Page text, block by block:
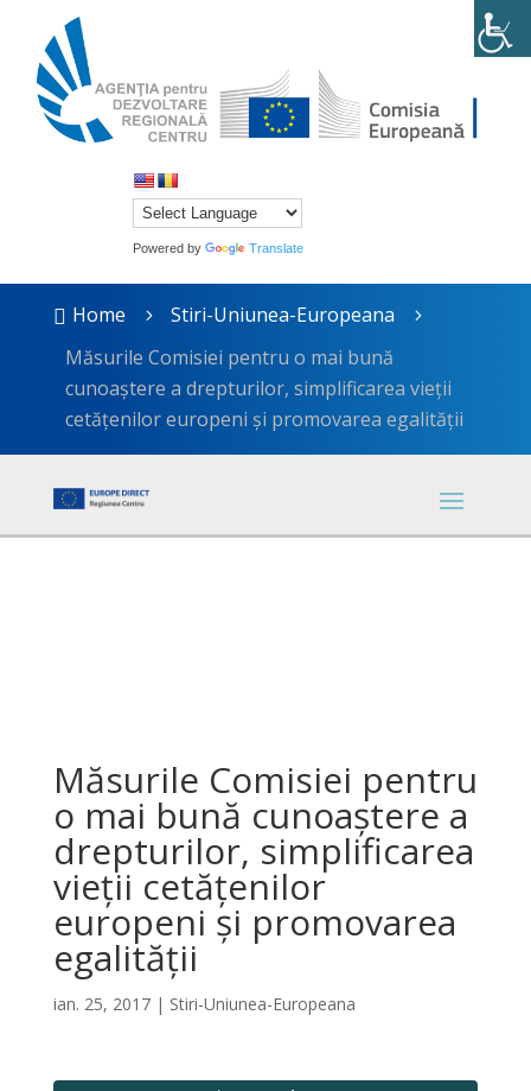
Powered by Translate
 Home 5 Stiri-Uniunea-Europeana 5
Măsurile Comisiei pentru o mai bună
cunoaștere a drepturilor, simplificarea vieții
cetățenilor europeni și promovarea egalității
Măsurile Comisiei pentru
o mai bună cunoaștere a
drepturilor, simplificarea
vieții cetățenilor
europeni și promovarea
egalității
ian. 25, 2017| Stiri-Uniunea-Europeana